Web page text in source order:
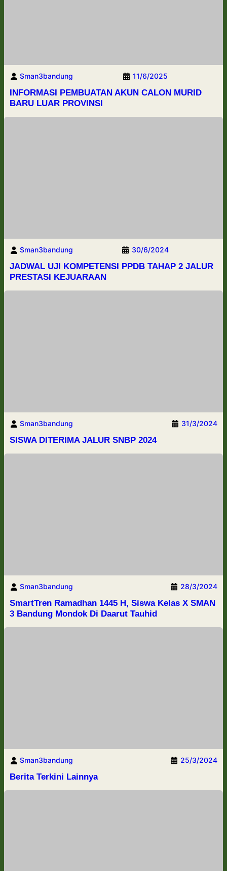
Sman3bandung 11/6/2025
INFORMASI PEMBUATAN AKUN CALON MURID
BARU LUAR PROVINSI
Sman3bandung 30/6/2024
JADWAL UJI KOMPETENSI PPDB TAHAP 2 JALUR
PRESTASI KEJUARAAN
Sman3bandung 31/3/2024
SISWA DITERIMA JALUR SNBP 2024
Sman3bandung 28/3/2024
SmartTren Ramadhan 1445 H, Siswa Kelas X SMAN
3 Bandung Mondok Di Daarut Tauhid
Sman3bandung 25/3/2024
Berita Terkini Lainnya